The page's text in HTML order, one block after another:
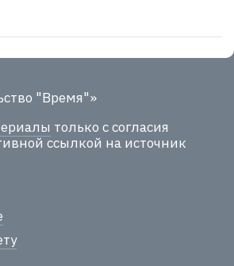
"Время"»
только с согласия
ссылкой на источник